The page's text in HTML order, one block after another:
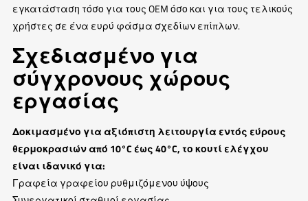
εγκατάσταση τόσο για τους OEM όσο και για τους τελικούς
χρήστες σε ένα ευρύ φάσμα σχεδίων επίπλων.
Σχεδιασμένο για
σύγχρονους χώρους
εργασίας
Δοκιμασμένο για αξιόπιστη λειτουργία εντός εύρους
θερμοκρασιών από 10°C έως 40°C, το κουτί ελέγχου
είναι ιδανικό για:
Γραφεία γραφείου ρυθμιζόμενου ύψους